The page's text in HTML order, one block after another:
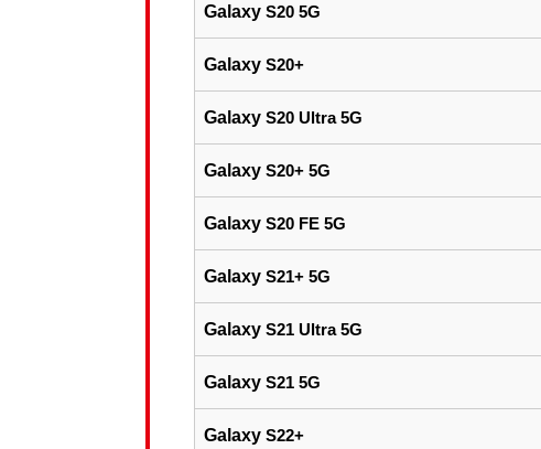
Galaxy S20 5G
Galaxy S20+
Galaxy S20 Ultra 5G
Galaxy S20+ 5G
Galaxy S20 FE 5G
Galaxy S21+ 5G
Galaxy S21 Ultra 5G
Galaxy S21 5G
Galaxy S22+